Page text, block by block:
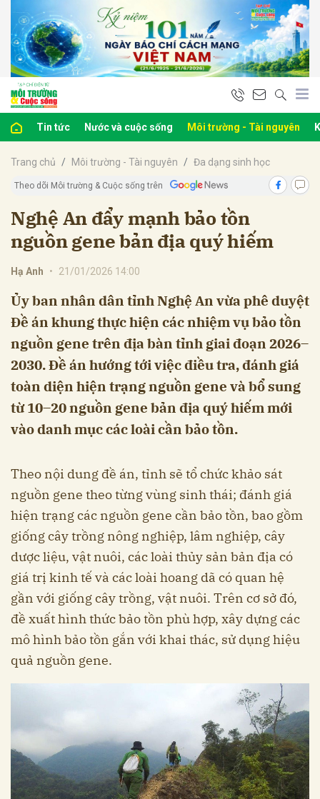
Tin tức Nước và cuộc sống Môi trường - Tài nguyên
Trang chủ Môi trường - Tài nguyên Đa dạng sinh học
Theo dõi Môi trường & Cuộc sống trên
Nghệ An đẩy mạnh bảo tồn
nguồn gene bản địa quý hiếm
Hạ Anh • 21/01/2026 14:00
Ủy ban nhân dân tỉnh Nghệ An vừa phê duyệt
Đề án khung thực hiện các nhiệm vụ bảo tồn
nguồn gene trên địa bàn tỉnh giai đoạn 2026–
2030. Đề án hướng tới việc điều tra, đánh giá
toàn diện hiện trạng nguồn gene và bổ sung
từ 10–20 nguồn gene bản địa quý hiếm mới
vào danh mục các loài cần bảo tồn.
Theo nội dung đề án, tỉnh sẽ tổ chức khảo sát
nguồn gene theo từng vùng sinh thái; đánh giá
hiện trạng các nguồn gene cần bảo tồn, bao gồm
giống cây trồng nông nghiệp, lâm nghiệp, cây
dược liệu, vật nuôi, các loài thủy sản bản địa có
giá trị kinh tế và các loài hoang dã có quan hệ
gần với giống cây trồng, vật nuôi. Trên cơ sở đó,
đề xuất hình thức bảo tồn phù hợp, xây dựng các
mô hình bảo tồn gắn với khai thác, sử dụng hiệu
quả nguồn gene.
luận
Hủy